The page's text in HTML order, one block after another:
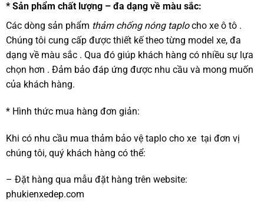
* Sản phẩm chất lượng – đa dạng về màu sắc:
Các dòng sản phẩm thảm chống nóng taplocho xe ô tô .
Chúng tôi cung cấp được thiết kế theo từng model xe, đa
dạng về màu sắc . Qua đó giúp khách hàng có nhiều sự lựa
chọn hơn . Đảm bảo đáp ứng được nhu cầu và mong muốn
của khách hàng.
* Hình thức mua hàng đơn giản:
Khi có nhu cầu mua thảm bảo vệ taplo cho xe tại đơn vị
chúng tôi, quý khách hàng có thể:
– Đặt hàng qua mẫu đặt hàng trên website:
phukienxedep.com